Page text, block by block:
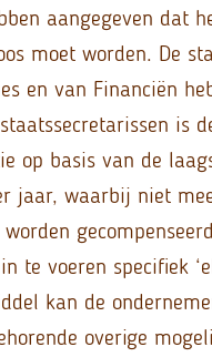
aangegeven dat
moet worden. De
en van Financiën
is
op basis van de
jaar, waarbij niet
te voeren specifiek
kan de
overige